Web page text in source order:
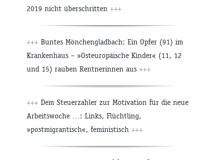
2019 nicht überschritten +++
+++ Buntes Mönchengladbach: Ein Opfer (91) im
Krankenhaus – »Osteuropäische Kinder« (11, 12
und 15) rauben Rentnerinnen aus +++
+++ Dem Steuerzahler zur Motivation für die neue
Arbeitswoche …: Links, Flüchtling,
»postmigrantisch«, feministisch +++